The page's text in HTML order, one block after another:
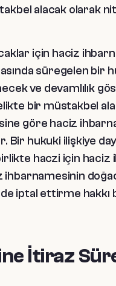
alacak olarak
için haciz
süregelen bir
ve devamlılık
bir müstakbel
göre haciz
Bir hukuki ilişkiye
haczi için haciz
iptal ettirme hakkı
İtiraz